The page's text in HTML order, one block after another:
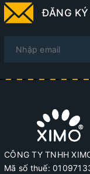
ĐĂNG
CÔNG TY TNHH
Mã số thuế: